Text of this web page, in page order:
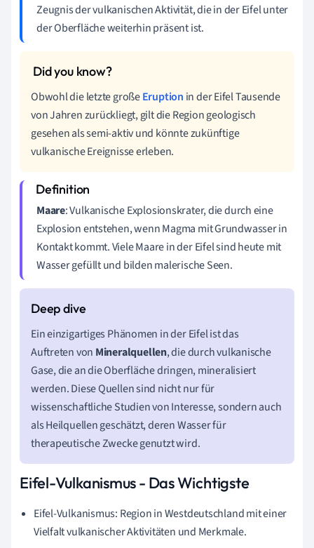
Zeugnis der vulkanischen Aktivität, die in der Eifel unter
der Oberfläche weiterhin präsent ist.
Obwohl die letzte großeEruption in der Eifel Tausende
von Jahren zurückliegt, gilt die Region geologisch
gesehen als semi-aktiv und könnte zukünftige
vulkanische Ereignisse erleben.
Maare: Vulkanische Explosionskrater, die durch eine
Explosion entstehen, wenn Magma mit Grundwasser in
Kontakt kommt. Viele Maare in der Eifel sind heute mit
Wasser gefüllt und bilden malerische Seen.
Ein einzigartiges Phänomen in der Eifel ist das
Auftreten von Mineralquellen, die durch vulkanische
Gase, die an die Oberfläche dringen, mineralisiert
werden. Diese Quellen sind nicht nur für
wissenschaftliche Studien von Interesse, sondern auch
als Heilquellen geschätzt, deren Wasser für
therapeutische Zwecke genutzt wird.
Eifel-Vulkanismus - Das Wichtigste
Eifel-Vulkanismus: Region in Westdeutschland mit einer
Vielfalt vulkanischer Aktivitäten und Merkmale.